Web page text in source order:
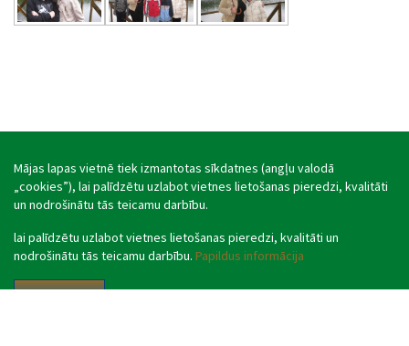
Mājas lapas vietnē tiek izmantotas sīkdatnes (angļu valodā
„cookies”), lai palīdzētu uzlabot vietnes lietošanas pieredzi, kvalitāti
un nodrošinātu tās teicamu darbību.
lai palīdzētu uzlabot vietnes lietošanas pieredzi, kvalitāti un
nodrošinātu tās teicamu darbību. Papildus informācija
Piekrītu